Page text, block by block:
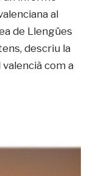
al
de Llengües
descriu la
com a